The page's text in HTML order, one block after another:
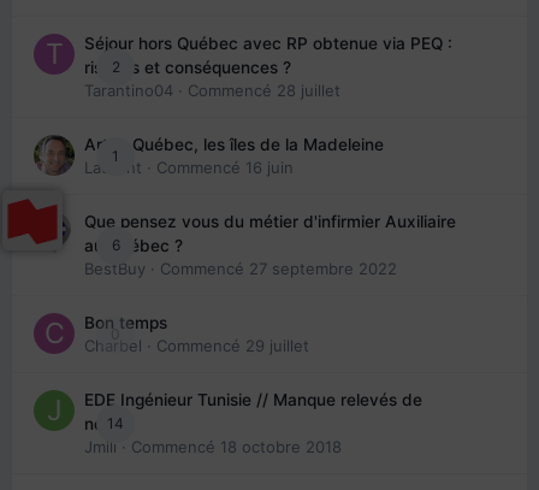
2
Séjour hors Québec avec RP obtenue via PEQ :
risques et conséquences ?
Tarantino04 · Commencé 28 juillet
1
Arte : Québec, les îles de la Madeleine
Laurent · Commencé 16 juin
6
Que pensez vous du métier d'infirmier Auxiliaire
au Québec ?
BestBuy · Commencé 27 septembre 2022
0
Bon temps
Charbel · Commencé 29 juillet
14
EDE Ingénieur Tunisie // Manque relevés de
note
Jmili · Commencé 18 octobre 2018